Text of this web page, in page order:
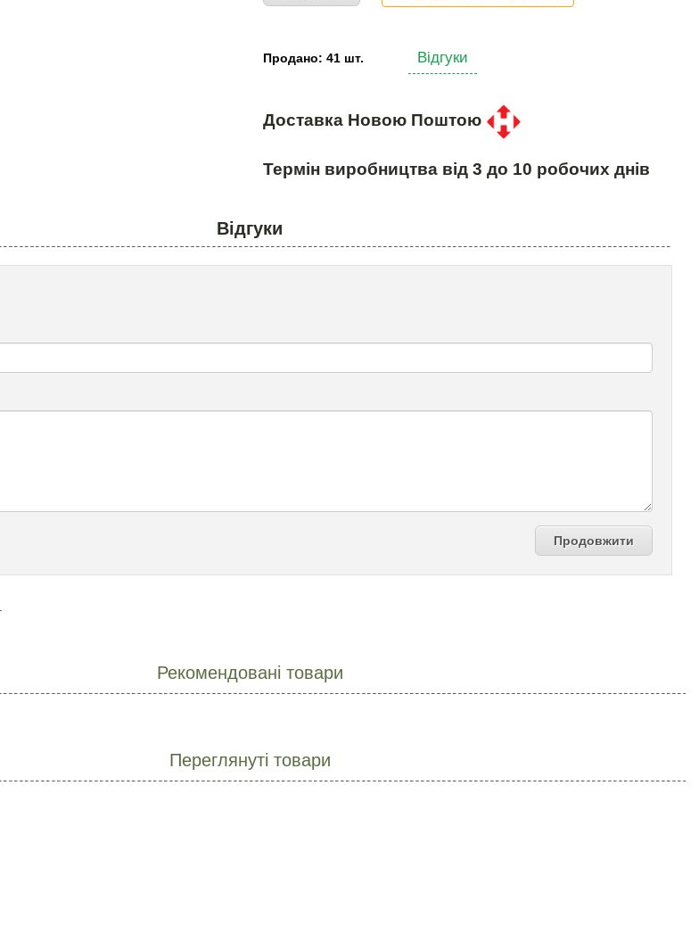
Продано: 41 шт. Відгуки
Доставка Новою Поштою
Термін виробництва від 3 до 10 робочих днів
Відгуки
Продовжити
Рекомендовані товари
Переглянуті товари